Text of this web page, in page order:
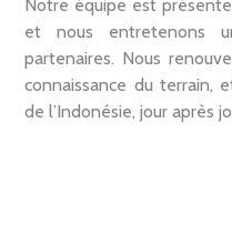
Notre équipe est
et nous entretenons
partenaires. Nous
connaissance du terrain,
de l’Indonésie, jour après